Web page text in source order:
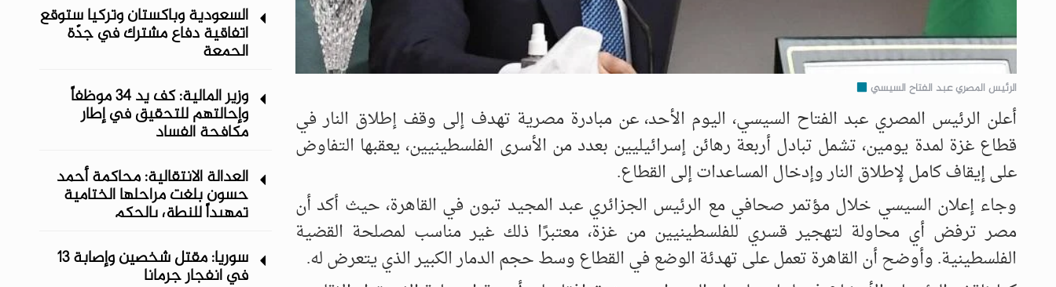
الرئيس المصري عبد الفتاح السيسي
أعلن الرئيس المصري عبد الفتاح السيسي، اليوم الأحد، عن مبادرة مصرية تهدف إلى وقف إطلاق النار في
قطاع غزة لمدة يومين، تشمل تبادل أربعة رهائن إسرائيليين بعدد من الأسرى الفلسطينيين، يعقبها التفاوض
على إيقاف كامل لإطلاق النار وإدخال المساعدات إلى القطاع.
وجاء إعلان السيسي خلال مؤتمر صحافي مع الرئيس الجزائري عبد المجيد تبون في القاهرة، حيث أكد أن
مصر ترفض أي محاولة لتهجير قسري للفلسطينيين من غزة، معتبرًا ذلك غير مناسب لمصلحة القضية
الفلسطينية. وأوضح أن القاهرة تعمل على تهدئة الوضع في القطاع وسط حجم الدمار الكبير الذي يتعرض له.
السعودية وباكستان وتركيا ستوقع
اتفاقية دفاع مشترك في جدّة
الجمعة
وزير المالية: كف يد 34 موظفاً
وإحالتهم للتحقيق في إطار
مكافحة الفساد
العدالة الانتقالية: محاكمة أحمد
حسون بلغت مراحلها الختامية
تمهيداً للنطق بالحكم
سوريا: مقتل شخصين وإصابة 13
في انفجار جرمانا